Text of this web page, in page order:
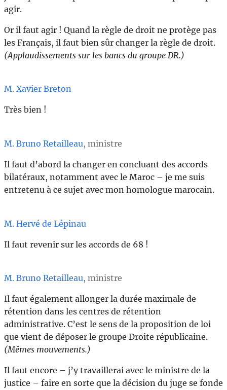
agir.
Or il faut agir ! Quand la règle de droit ne protège pas
les Français, il faut bien sûr changer la règle de droit.
(Applaudissements sur les bancs du groupe DR.)
M. Xavier Breton
Très bien !
M. Bruno Retailleau, ministre
Il faut d’abord la changer en concluant des accords
bilatéraux, notamment avec le Maroc – je me suis
entretenu à ce sujet avec mon homologue marocain.
M. Hervé de Lépinau
Il faut revenir sur les accords de 68 !
M. Bruno Retailleau, ministre
Il faut également allonger la durée maximale de
rétention dans les centres de rétention
administrative. C’est le sens de la proposition de loi
que vient de déposer le groupe Droite républicaine.
(Mêmes mouvements.)
Il faut encore – j’y travaillerai avec le ministre de la
justice – faire en sorte que la décision du juge se fonde